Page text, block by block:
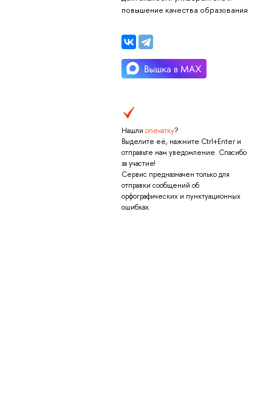
повышение качества образования
Нашли опечатку?
Выделите её, нажмите Ctrl+Enter и
отправьте нам уведомление. Спасибо
за участие!
Сервис предназначен только для
отправки сообщений об
орфографических и пунктуационных
ошибках.